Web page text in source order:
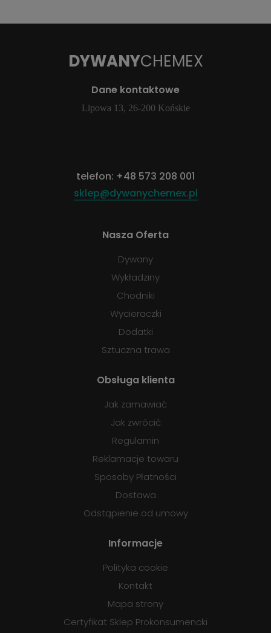
DYWANYCHEMEX
Dane kontaktowe
Lipowa 13, 26-200 Końskie
telefon: +48 573 208 001
sklep@dywanychemex.pl
Nasza Oferta
Dywany
Wykładziny
Chodniki
Wycieraczki
Dodatki
Sztuczna trawa
Obsługa klienta
Jak zamawiać
Jak zwrócić
Regulamin
Reklamacje towaru
Sposoby Płatności
Dostawa
Odstąpienie od umowy
Informacje
Polityka cookie
Kontakt
Mapa strony
Certyfikat Sklep Prokonsumencki